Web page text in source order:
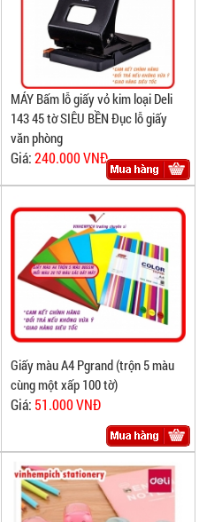
MÁY Bấm lỗ giấy vỏ kim loại Deli
143 45 tờ SIÊU BỀN Đục lỗ giấy
văn phòng
Giá:240.000 VNĐ
Giấy màu A4 Pgrand (trộn 5 màu
cùng một xấp 100 tờ)
Giá: 51.000 VNĐ